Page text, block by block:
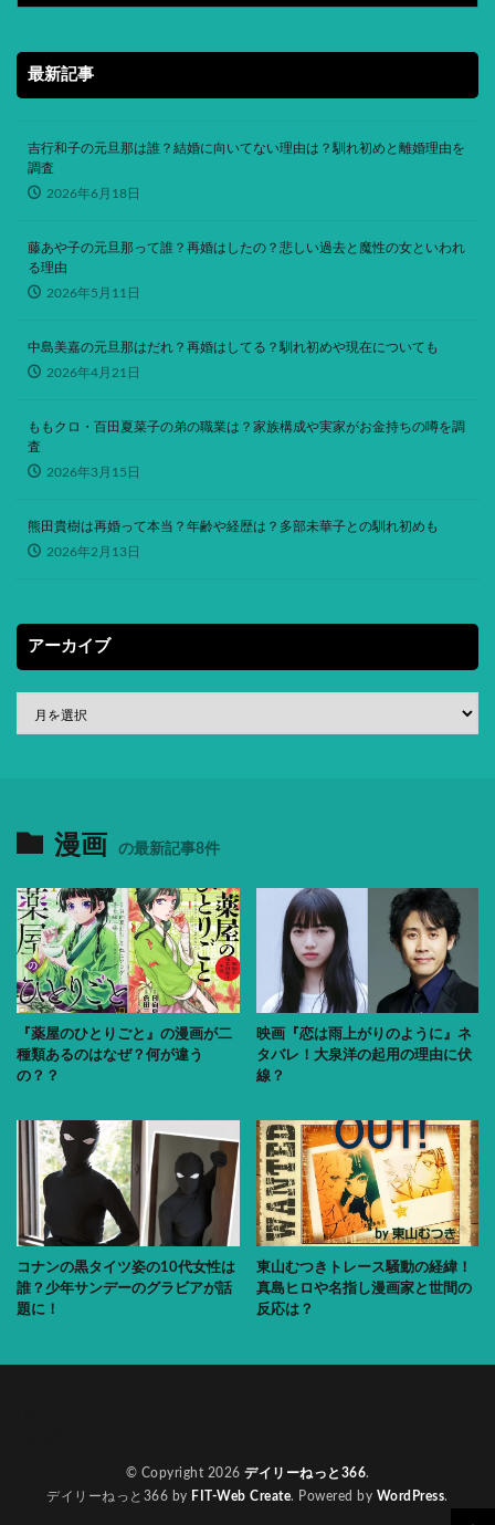
最新記事
吉行和子の元旦那は誰？結婚に向いてない理由は？馴れ初めと離婚理由を
調査
2026年6月18日
藤あや子の元旦那って誰？再婚はしたの？悲しい過去と魔性の女といわれ
る理由
2026年5月11日
中島美嘉の元旦那はだれ？再婚はしてる？馴れ初めや現在についても
2026年4月21日
ももクロ・百田夏菜子の弟の職業は？家族構成や実家がお金持ちの噂を調
査
2026年3月15日
熊田貴樹は再婚って本当？年齢や経歴は？多部未華子との馴れ初めも
2026年2月13日
アーカイブ
漫画 の最新記事8件
『薬屋のひとりごと』の漫画が二
種類あるのはなぜ？何が違う
の？？
映画『恋は雨上がりのように』ネ
タバレ！大泉洋の起用の理由に伏
線？
コナンの黒タイツ姿の10代女性は
誰？少年サンデーのグラビアが話
題に！
東山むつきトレース騒動の経緯！
真島ヒロや名指し漫画家と世間の
反応は？
© Copyright 2026 デイリーねっと366.
デイリーねっと366 by FIT-Web Create. Powered by WordPress.